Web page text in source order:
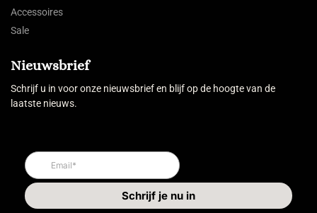
Accessoires
Sale
Nieuwsbrief
Schrijf u in voor onze nieuwsbrief en blijf op de hoogte van de
laatste nieuws.